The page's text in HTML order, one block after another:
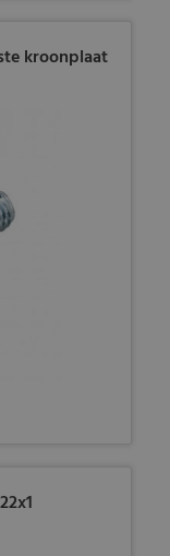
kroonplaat